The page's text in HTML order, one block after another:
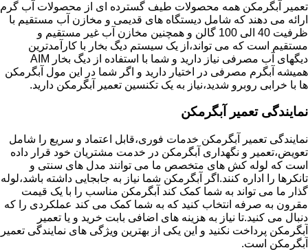
تعمیر آبگرمکن همه محصولات طیف گسترده ای از محصولات آب گرم
ارائه می دهند که شامل دیستگاه های قدیمی و مخازن آب مستقیم با
ظرفیت 40 الی 100 گالن و همچنین مخازن آب غیر مستقیم و
مستقیم است که می تواند،از یک سیستم دیگ بخار با کارآمدترین
دیگهای آب مصرفی نیاز دارید و شما با استفاده از دیگ بخار AIM
همیشه آبگرم مصرفی در اختیار دارید و اگر شما در این مول آبگرمکن
ها با خرابی روبرو شدید،نیاز به یک تکنسین تعمیر آبگرمکن دارید.
نمایندگی تعمیر آبگرمکن
نمایندگی تعمیر آبگرمکن خدمات فوری،قابل اعتماد و سریع را شامل
تعویض،تعمیر و نگهداری آبگرمکن در خدمت مشتریان خود قرار داده
است که لوله کش های متخصص ما می توانند مدل های سنتی و
تانکرها را اداره کنند.اگر آبگرمکن شما نیاز به جابجایی داشته باشد،لوله
گذار ما می تواند به شما کمک کند آبگرمکن مناسب را با یک قیمت
مقرون به صرفه انتخاب کنید که به شما کمک می کند عملکردی را که
دنبال می کنید.تا نیاز به هزینه های اضافی بابت خرید و یا تعمیر
آبگرمکن پرداخت نکنید و این یکی از بهترین ویژگی های نمایندگی تعمیر
آبگرمکن است.